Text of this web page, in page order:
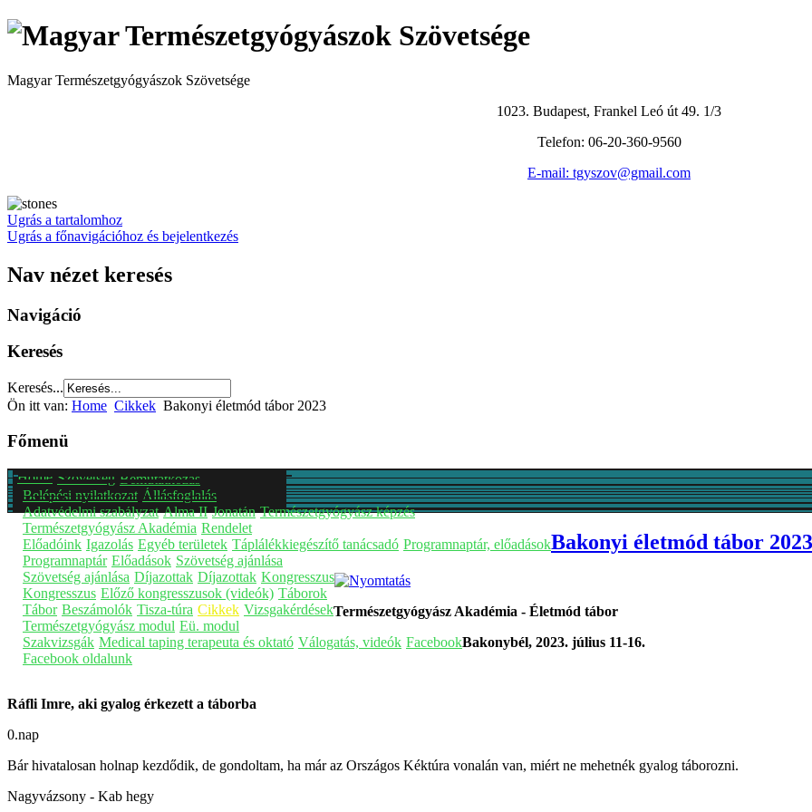
Magyar Természetgyógyászok Szövetsége
1023. Budapest, Frankel Leó út 49. 1/3
Telefon: 06-20-360-9560
E-mail: tgyszov@gmail.com
Ugrás a tartalomhoz
Ugrás a főnavigációhoz és bejelentkezés
Nav nézet keresés
Navigáció
Keresés
Keresés...
Ön itt van: Home Cikkek Bakonyi életmód tábor 2023
Főmenü
Home Szövetség Bemutatkozás
Belépési nyilatkozat Állásfoglalás
Adatvédelmi szabályzat Alma II Jonatán Természetgyógyász képzés
Természetgyógyász Akadémia Rendelet
Előadóink Igazolás Egyéb területek Táplálékkiegészítő tanácsadó Programnaptár, előadások
Programnaptár Előadások Szövetség ajánlása
Szövetség ajánlása Díjazottak Díjazottak Kongresszus
Kongresszus Előző kongresszusok (videók) Táborok
Tábor Beszámolók Tisza-túra Cikkek Vizsgakérdések
Természetgyógyász modul Eü. modul
Szakvizsgák Medical taping terapeuta és oktató Válogatás, videók Facebook
Facebook oldalunk
Bakonyi életmód tábor 2023
Természetgyógyász Akadémia - Életmód tábor
Bakonybél, 2023. július 11-16.
Ráfli Imre, aki gyalog érkezett a táborba
0.nap
Bár hivatalosan holnap kezdődik, de gondoltam, ha már az Országos Kéktúra vonalán van, miért ne mehetnék gyalog táborozni.
Nagyvázsony - Kab hegy